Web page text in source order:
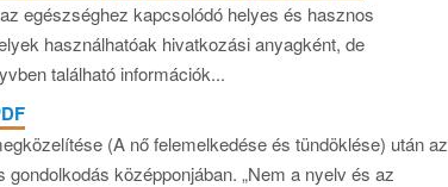
egészséghez kapcsolódó helyes és hasznos
használhatóak hivatkozási anyagként, de
található információk...
(A nő felemelkedése és tündöklése) után az
középponjában. „Nem a nyelv és az